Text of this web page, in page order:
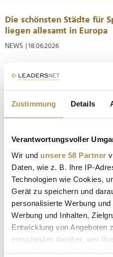
Zustimmung Details
Verantwortungsvoller
Wir und unsere 58 Partner
Daten, wie z. B. Ihre IP-
Technologien wie Cookies,
Gerät zu speichern und
personalisierte Werbung
Werbung und Inhalten,
Entwicklung von Angeboten
entscheiden darüber, wer
Die schönsten Städte für
liegen allesamt in Europa
NEWS | 18.06.2026
Wer eine Stadt zu Fuß
jeder klassischen Sightseeing-
Ergebnis: Die Top Ten liegen
von Rom, gefolgt...
Das sind die günstigsten
Städtereisen in Europa
NEWS | 01.06.2026
Herausforderungen bleibt der
im Sommer 2026 dynamisch.
Costs Barometer" zeigt eine
Während skandinavische
sprengen,...